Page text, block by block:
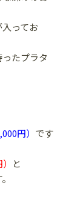
ってお
たプラタ
円） です
と